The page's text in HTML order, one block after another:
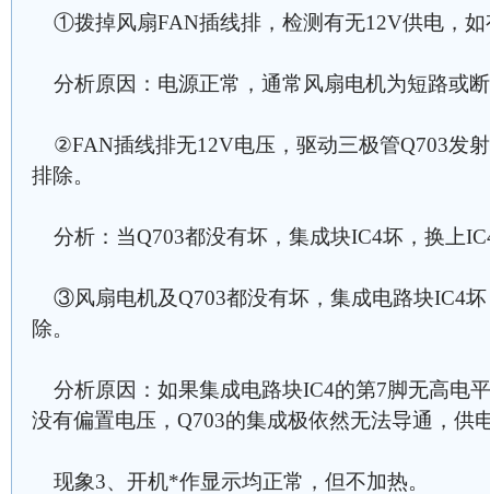
①拨掉风扇FAN插线排，检测有无12V供电，如
分析原因：电源正常，通常风扇电机为短路或
②FAN插线排无12V电压，驱动三极管Q703发
排除。
分析：当Q703都没有坏，集成块IC4坏，换上
③风扇电机及Q703都没有坏，集成电路块IC4
除。
分析原因：如果集成电路块IC4的第7脚无高电
没有偏置电压，Q703的集成极依然无法导通，供
现象3、开机*作显示均正常，但不加热。